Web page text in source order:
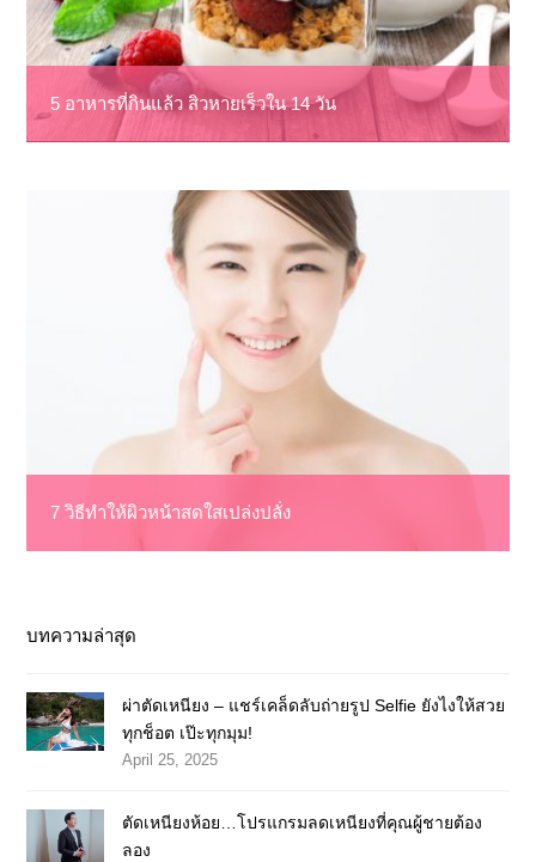
5 อาหารที่กินแล้ว สิวหายเร็วใน 14 วัน
7 วิธีทำให้ผิวหน้าสดใสเปล่งปลั่ง
บทความล่าสุด
ผ่าตัดเหนียง – แชร์เคล็ดลับถ่ายรูป Selfie ยังไงให้สวย
ทุกช็อต เป๊ะทุกมุม!
April 25, 2025
ตัดเหนียงห้อย…โปรแกรมลดเหนียงที่คุณผู้ชายต้อง
ลอง